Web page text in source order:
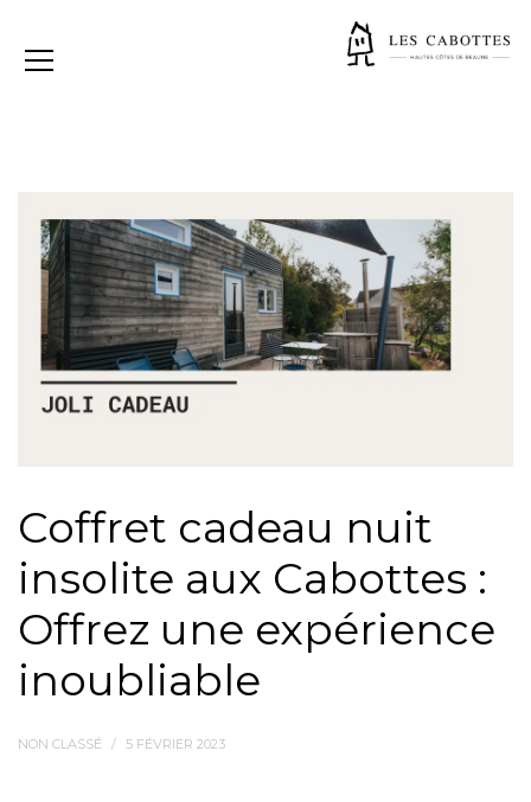
Coffret cadeau nuit
insolite aux Cabottes :
Offrez une expérience
inoubliable
NON CLASSÉ 5 FÉVRIER 2023